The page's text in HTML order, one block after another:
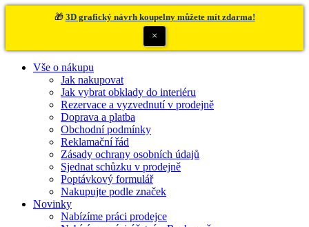
🎁 3D grafický návrh koupelny můžete mít zdarma!
×
Vše o nákupu
Jak nakupovat
Jak vybrat obklady do interiéru
Rezervace a vyzvednutí v prodejně
Doprava a platba
Obchodní podmínky
Reklamační řád
Zásady ochrany osobních údajů
Sjednat schůzku v prodejně
Poptávkový formulář
Nakupujte podle značek
Novinky
Nabízíme práci prodejce